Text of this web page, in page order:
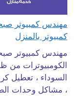
كمبيوتر بالمنزل
مهندس كمبيوتر
الكومبيوترات من
السوداء ، تعطيل
، مشاكل وحدات